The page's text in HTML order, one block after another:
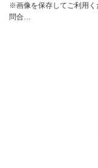
※画像を保存してご利用く
問合…